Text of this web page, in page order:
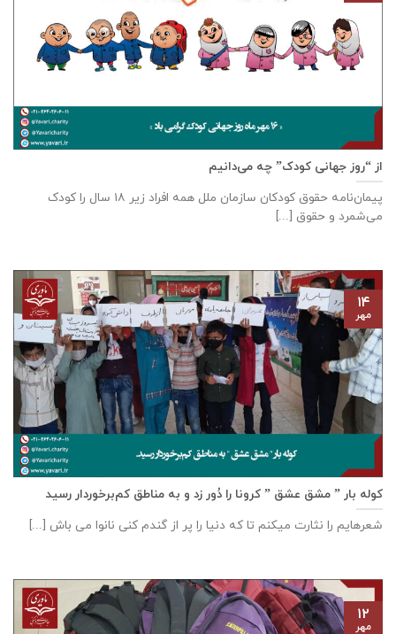
از “روز جهانی کودک” چه می‌دانیم
پیمان‌نامه‌ حقوق کودکان سازمان ملل همه‌ افراد زیر ۱۸ سال را کودک
می‌شمرد و حقوق [...]
کوله بار ” مشق عشق ” کرونا را دُور زد و به مناطق کم‌برخوردار رسید
شعرهایم را نثارت میکنم تا که دنیا را پر از گندم کنی نانوا می باش [...]
۱۴
مهر
۱۲
مهر